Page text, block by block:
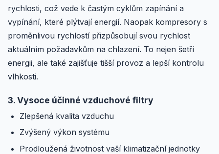
rychlosti, což vede k častým cyklům zapínání a
vypínání, které plýtvají energií. Naopak kompresory s
proměnlivou rychlostí přizpůsobují svou rychlost
aktuálním požadavkům na chlazení. To nejen šetří
energii, ale také zajišťuje tišší provoz a lepší kontrolu
vlhkosti.
3. Vysoce účinné vzduchové filtry
Zlepšená kvalita vzduchu
Zvýšený výkon systému
Prodloužená životnost vaší klimatizační jednotky